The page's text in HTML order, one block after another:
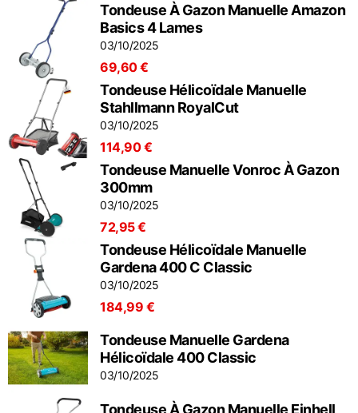
Tondeuse À Gazon Manuelle Amazon
Basics 4 Lames
03/10/2025
69,60 €
Tondeuse Hélicoïdale Manuelle
Stahllmann RoyalCut
03/10/2025
114,90 €
Tondeuse Manuelle Vonroc À Gazon
300mm
03/10/2025
72,95 €
Tondeuse Hélicoïdale Manuelle
Gardena 400 C Classic
03/10/2025
184,99 €
Tondeuse Manuelle Gardena
Hélicoïdale 400 Classic
03/10/2025
Tondeuse À Gazon Manuelle Einhell